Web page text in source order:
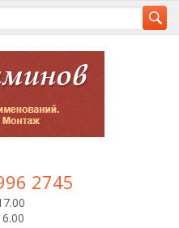
2745